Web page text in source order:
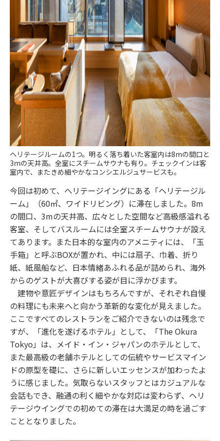
ヘリテージルームの1つ。明るく落ち着いた客室内は8mの間口と
3mの天井高。全室にスチームサウナも有り。チェックインは客
室内で、またきめ細やかなコンシエルジュサービスも。
今回は初めて、ヘリテージイングにある「ヘリテージル
ーム」（60㎡、ワイドリビング）に滞在しました。8m
の間口、3mの天井高、広々とした空間など高級感溢れる
客室、そしてバスルームには全室スチームサウナが設え
てあります。また日本的な室内のアメニティには、「玉
手箱」と呼ぶBOXが置かれ、中には扇子、巾着、折り
紙、紙風船など、日本情緒あふれる品が詰められ、海外
からのゲストが大喜びする姿が目に浮かびます。
建物や意匠デザインはもちろんですが、それぞれ自慢
の料理にも未来へと向かう革新的な変化が見えました。
ここですべてのレストランをご紹介できないのは残念で
すが、「進化を遂げるホテル」として、「The Okura
Tokyo」は、メイド・イン・ジャパンのホテルとして、
また最高級の老舗ホテルとしての伝統やサービスマイン
ドの原型を礎に、さらに新しいエッセンスが加わったよ
うに感じました。気取らないスタッフとはカジュアルな
会話もでき、融通の利く細やかな対応は変わらず、ヘリ
テージウイングでの初めての滞在は大満足の時を過ごす
こととなりました。